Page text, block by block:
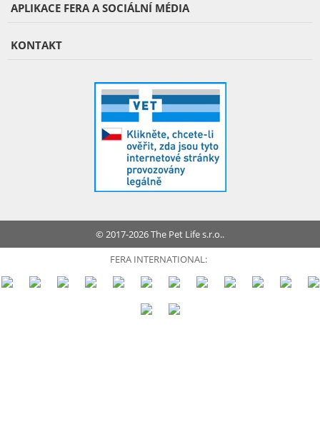
APLIKACE FERA A SOCIÁLNÍ MÉDIA
KONTAKT
© 2017-2026 The Pet Life s.r.o..
FERA INTERNATIONAL: